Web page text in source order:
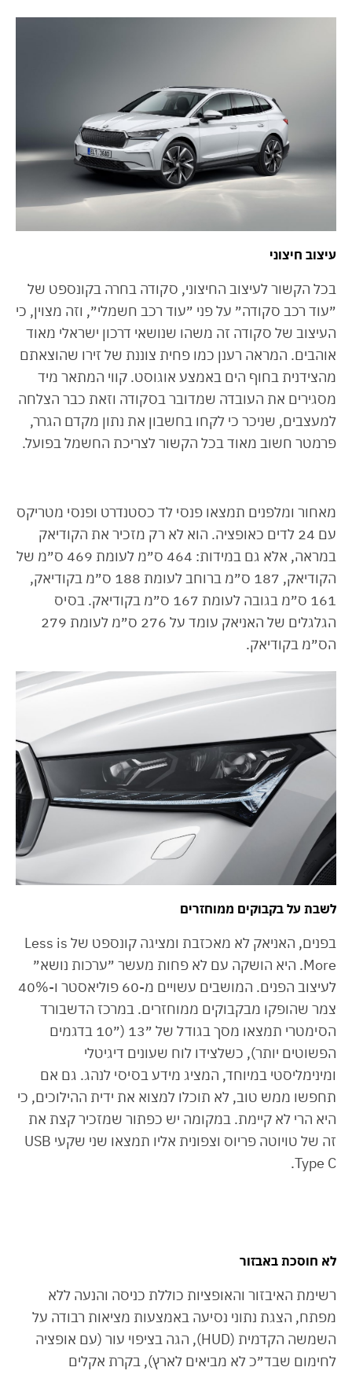
עיצוב חיצוני
בכל הקשור לעיצוב החיצוני, סקודה בחרה בקונספט של
״עוד רכב סקודה״ על פני ״עוד רכב חשמלי״, וזה מצוין, כי
העיצוב של סקודה זה משהו שנושאי דרכון ישראלי מאוד
אוהבים. המראה רענן כמו פחית צוננת של זירו שהוצאתם
מהצידנית בחוף הים באמצע אוגוסט. קווי המתאר מיד
מסגירים את העובדה שמדובר בסקודה וזאת כבר הצלחה
למעצבים, שניכר כי לקחו בחשבון את נתון מקדם הגרר,
פרמטר חשוב מאוד בכל הקשור לצריכת החשמל בפועל.
מאחור ומלפנים תמצאו פנסי לד כסטנדרט ופנסי מטריקס
עם 24 לדים כאופציה. הוא לא רק מזכיר את הקודיאק
במראה, אלא גם במידות: 464 ס״מ לעומת 469 ס״מ של
הקודיאק, 187 ס״מ ברוחב לעומת 188 ס״מ בקודיאק,
161 ס״מ בגובה לעומת 167 ס״מ בקודיאק. בסיס
הגלגלים של האניאק עומד על 276 ס״מ לעומת 279
הס״מ בקודיאק.
לשבת על בקבוקים ממוחזרים
בפנים, האניאק לא מאכזבת ומציגה קונספט של Less is
More. היא הושקה עם לא פחות מעשר ״ערכות נושא״
לעיצוב הפנים. המושבים עשויים מ-60 פוליאסטר ו-40%
צמר שהופקו מבקבוקים ממוחזרים. במרכז הדשבורד
הסימטרי תמצאו מסך בגודל של ״13 (״10 בדגמים
הפשוטים יותר), כשלצידו לוח שעונים דיגיטלי
ומינימליסטי במיוחד, המציג מידע בסיסי לנהג. גם אם
תחפשו ממש טוב, לא תוכלו למצוא את ידית ההילוכים, כי
היא הרי לא קיימת. במקומה יש כפתור שמזכיר קצת את
זה של טויוטה פריוס וצפונית אליו תמצאו שני שקעי USB
Type C.
לא חוסכת באבזור
רשימת האיבזור והאופציות כוללת כניסה והנעה ללא
מפתח, הצגת נתוני נסיעה באמצעות מציאות רבודה על
השמשה הקדמית (HUD), הגה בציפוי עור (עם אופציה
לחימום שבד״כ לא מביאים לארץ), בקרת אקלים